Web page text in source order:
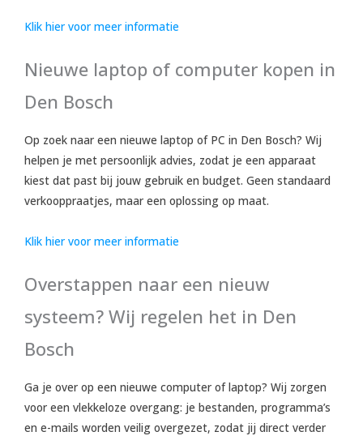
Klik hier voor meer informatie
Nieuwe laptop of computer kopen in
Den Bosch
Op zoek naar een nieuwe laptop of PC in Den Bosch? Wij
helpen je met persoonlijk advies, zodat je een apparaat
kiest dat past bij jouw gebruik en budget. Geen standaard
verkooppraatjes, maar een oplossing op maat.
Klik hier voor meer informatie
Overstappen naar een nieuw
systeem? Wij regelen het in Den
Bosch
Ga je over op een nieuwe computer of laptop? Wij zorgen
voor een vlekkeloze overgang: je bestanden, programma’s
en e-mails worden veilig overgezet, zodat jij direct verder